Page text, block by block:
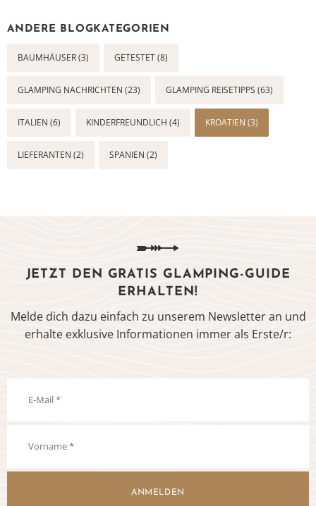
ANDERE BLOGKATEGORIEN
BAUMHÄUSER (3) GETESTET (8)
GLAMPING NACHRICHTEN (23) GLAMPING REISETIPPS (63)
ITALIEN (6) KINDERFREUNDLICH (4) KROATIEN (3)
LIEFERANTEN (2) SPANIEN (2)
JETZT DEN GRATIS GLAMPING-GUIDE
ERHALTEN!
Melde dich dazu einfach zu unserem Newsletter an und
erhalte exklusive Informationen immer als Erste/r:
ANMELDEN